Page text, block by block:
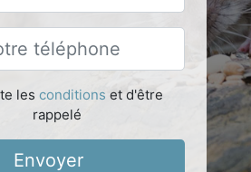
les conditions et d'être
rappelé
Envoyer